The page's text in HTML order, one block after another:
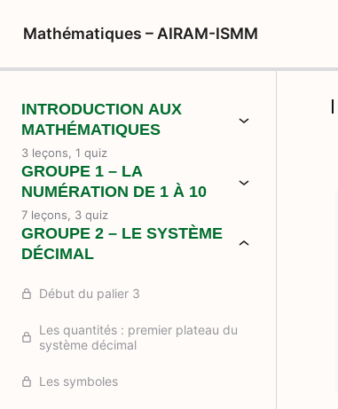
Mathématiques – AIRAM-ISMM
INTRODUCTION AUX
MATHÉMATIQUES
3 leçons, 1 quiz
GROUPE 1 – LA
NUMÉRATION DE 1 À 10
7 leçons, 3 quiz
GROUPE 2 – LE SYSTÈME
DÉCIMAL
Début du palier 3
Les quantités : premier plateau du
système décimal
Les symboles